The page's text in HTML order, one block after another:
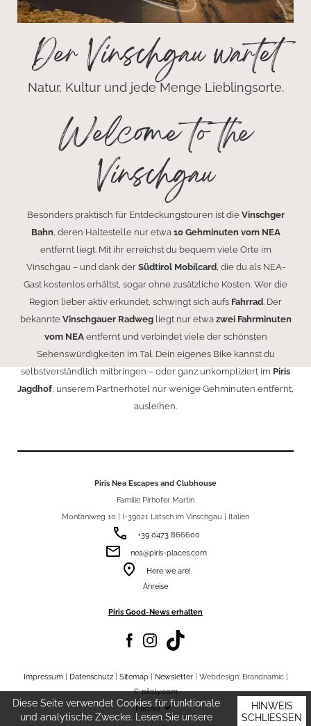
Der Vinschgau wartet
Natur, Kultur und jede Menge Lieblingsorte.
Welcome to the
Vinschgau
Besonders praktisch für Entdeckungstouren ist die Vinschger
Bahn, deren Haltestelle nur etwa 10 Gehminuten vom NEA
entfernt liegt. Mit ihr erreichst du bequem viele Orte im
Vinschgau – und dank der Südtirol Mobilcard, die du als NEA-
Gast kostenlos erhältst, sogar ohne zusätzliche Kosten. Wer die
Region lieber aktiv erkundet, schwingt sich aufs Fahrrad. Der
bekannte Vinschgauer Radwegliegt nur etwa zwei Fahrminuten
vom NEAentfernt und verbindet viele der schönsten
Sehenswürdigkeiten im Tal. Dein eigenes Bike kannst du
selbstverständlich mitbringen – oder ganz unkompliziert im Piris
Jagdhof, unserem Partnerhotel nur wenige Gehminuten entfernt,
ausleihen.
Piris Nea Escapes and Clubhouse
Familie Pirhofer Martin
Montaniweg 10 | I-39021 Latsch im Vinschgau | Italien
phone +39 0473 866600
email nea@piris-places.com
room
Here we are!
Anreise
Piris Good-News erhalten
Impressum| Datenschutz| Sitemap| Newsletter| Webdesign: Brandnamic |
© piloly.com
Partnerkeyboard_arrow_down
Diese Seite verwendet Cookies für funktionale
und analytische Zwecke. Lesen Sie unsere
HINWEIS
SCHLIESSEN